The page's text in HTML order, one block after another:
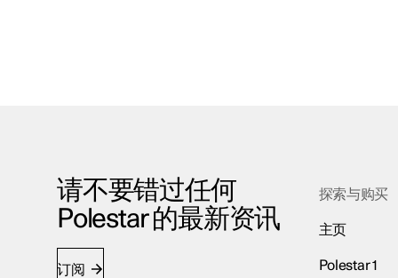
请不要错过任何
Polestar 的最新资讯
订阅
探索与购买
主页
Polestar 1